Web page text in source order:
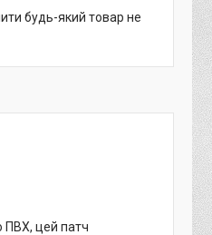
будь-який товар не
ПВХ, цей патч